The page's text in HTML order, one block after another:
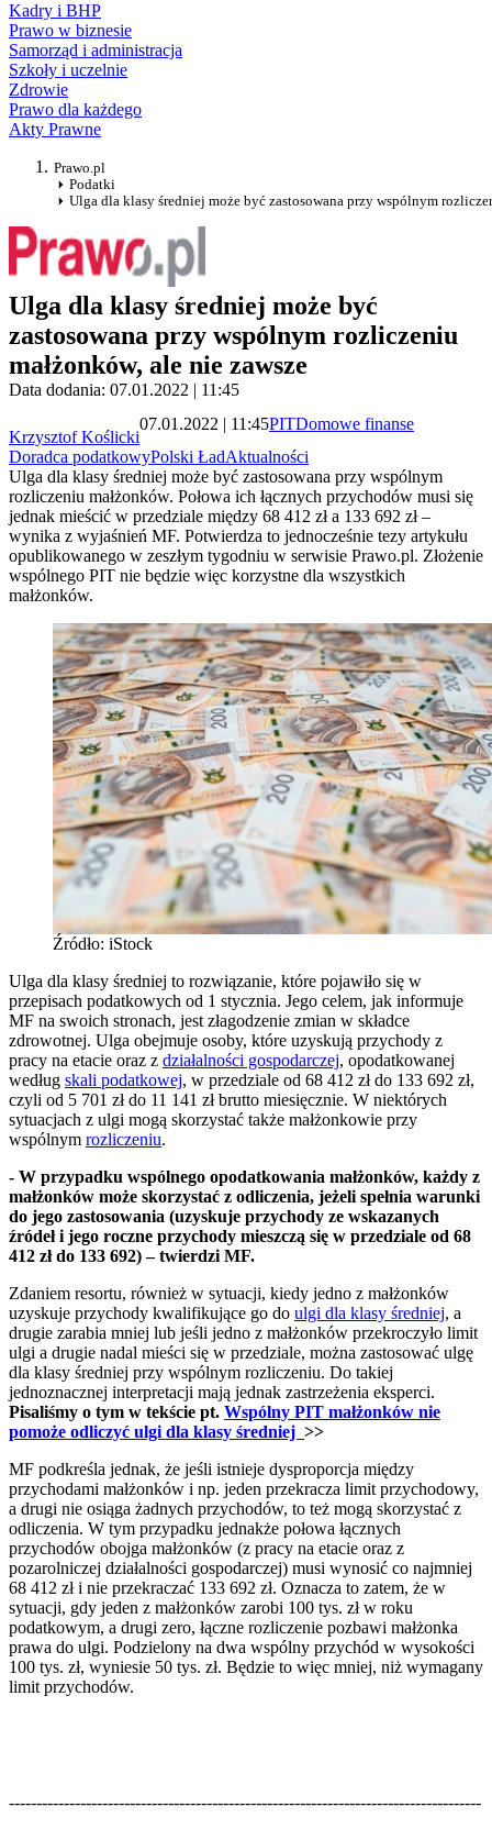
Kadry i BHP
Prawo w biznesie
Samorząd i administracja
Szkoły i uczelnie
Zdrowie
Prawo dla każdego
Akty Prawne
Prawo.pl
Podatki
Ulga dla klasy średniej może być zastosowana przy wspólnym
Ulga dla klasy średniej może być
zastosowana przy wspólnym rozliczeniu
małżonków, ale nie zawsze
Data dodania: 07.01.2022 | 11:45
Krzysztof Koślicki
07.01.2022 | 11:45PITDomowe finanse
Doradca podatkowyPolski ŁadAktualności
Ulga dla klasy średniej może być zastosowana przy wspólnym
rozliczeniu małżonków. Połowa ich łącznych przychodów musi się
jednak mieścić w przedziale między 68 412 zł a 133 692 zł –
wynika z wyjaśnień MF. Potwierdza to jednocześnie tezy artykułu
opublikowanego w zeszłym tygodniu w serwisie Prawo.pl. Złożenie
wspólnego PIT nie będzie więc korzystne dla wszystkich
małżonków.
Źródło: iStock
Ulga dla klasy średniej to rozwiązanie, które pojawiło się w
przepisach podatkowych od 1 stycznia. Jego celem, jak informuje
MF na swoich stronach, jest złagodzenie zmian w składce
zdrowotnej. Ulga obejmuje osoby, które uzyskują przychody z
pracy na etacie oraz z działalności gospodarczej, opodatkowanej
według skali podatkowej, w przedziale od 68 412 zł do 133 692 zł,
czyli od 5 701 zł do 11 141 zł brutto miesięcznie. W niektórych
sytuacjach z ulgi mogą skorzystać także małżonkowie przy
wspólnym rozliczeniu.
- W przypadku wspólnego opodatkowania małżonków, każdy z
małżonków może skorzystać z odliczenia, jeżeli spełnia warunki
do jego zastosowania (uzyskuje przychody ze wskazanych
źródeł i jego roczne przychody mieszczą się w przedziale od 68
412 zł do 133 692) – twierdzi MF.
Zdaniem resortu, również w sytuacji, kiedy jedno z małżonków
uzyskuje przychody kwalifikujące go do ulgi dla klasy średniej, a
drugie zarabia mniej lub jeśli jedno z małżonków przekroczyło limit
ulgi a drugie nadal mieści się w przedziale, można zastosować ulgę
dla klasy średniej przy wspólnym rozliczeniu. Do takiej
jednoznacznej interpretacji mają jednak zastrzeżenia eksperci.
Pisaliśmy o tym w tekście pt. Wspólny PIT małżonków nie
pomoże odliczyć ulgi dla klasy średniej >>
MF podkreśla jednak, że jeśli istnieje dysproporcja między
przychodami małżonków i np. jeden przekracza limit przychodowy,
a drugi nie osiąga żadnych przychodów, to też mogą skorzystać z
odliczenia. W tym przypadku jednakże połowa łącznych
przychodów obojga małżonków (z pracy na etacie oraz z
pozarolniczej działalności gospodarczej) musi wynosić co najmniej
68 412 zł i nie przekraczać 133 692 zł. Oznacza to zatem, że w
sytuacji, gdy jeden z małżonków zarobi 100 tys. zł w roku
podatkowym, a drugi zero, łączne rozliczenie pozbawi małżonka
prawa do ulgi. Podzielony na dwa wspólny przychód w wysokości
100 tys. zł, wyniesie 50 tys. zł. Będzie to więc mniej, niż wymagany
limit przychodów.
--------------------------------------------------------------------------------------